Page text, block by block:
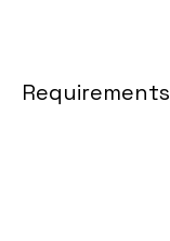
Requirements